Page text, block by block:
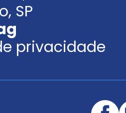
SP
privacidade